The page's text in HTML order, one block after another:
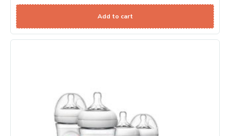
Add to cart